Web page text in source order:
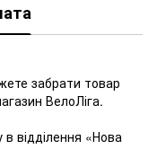
забрати товар
ВелоЛіга.
відділення «Нова